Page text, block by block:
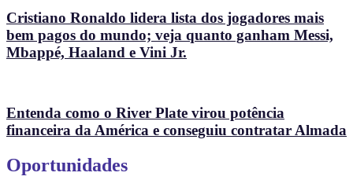
Cristiano Ronaldo lidera lista dos jogadores mais
bem pagos do mundo; veja quanto ganham Messi,
Mbappé, Haaland e Vini Jr.
Entenda como o River Plate virou potência
financeira da América e conseguiu contratar Almada
Oportunidades